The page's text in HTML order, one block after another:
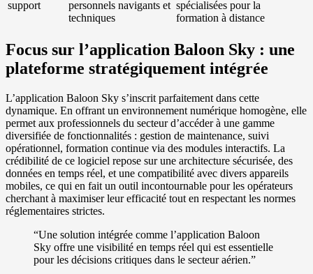
support
personnels navigants et
techniques
spécialisées pour la
formation à distance
Focus sur l’application Baloon Sky : une
plateforme stratégiquement intégrée
L’application Baloon Sky s’inscrit parfaitement dans cette
dynamique. En offrant un environnement numérique homogène, elle
permet aux professionnels du secteur d’accéder à une gamme
diversifiée de fonctionnalités : gestion de maintenance, suivi
opérationnel, formation continue via des modules interactifs. La
crédibilité de ce logiciel repose sur une architecture sécurisée, des
données en temps réel, et une compatibilité avec divers appareils
mobiles, ce qui en fait un outil incontournable pour les opérateurs
cherchant à maximiser leur efficacité tout en respectant les normes
réglementaires strictes.
“Une solution intégrée comme l’application Baloon
Sky offre une visibilité en temps réel qui est essentielle
pour les décisions critiques dans le secteur aérien.”